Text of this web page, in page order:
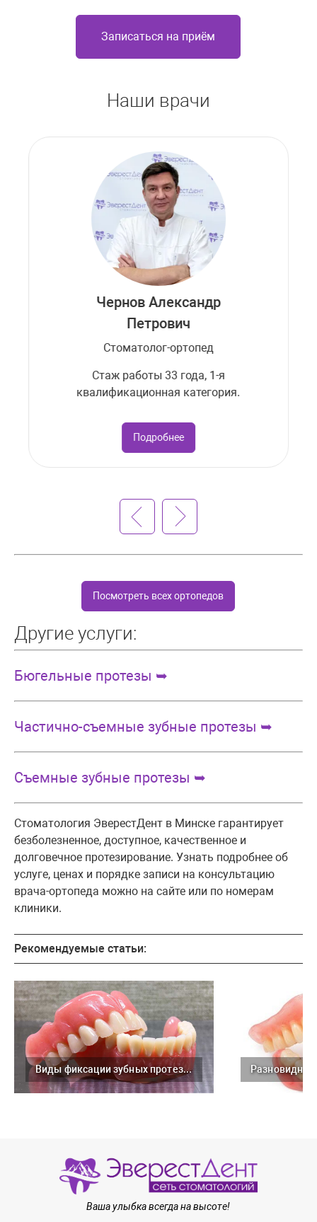
Записаться на приём
Наши врачи
Чернов Александр
Петрович
Стоматолог-ортопед
Стаж работы 33 года, 1-я
квалификационная категория.
Подробнее
Посмотреть всех ортопедов
Другие услуги:
Бюгельные протезы ➥
Частично-съемные зубные протезы ➥
Съемные зубные протезы ➥
Стоматология ЭверестДент в Минске гарантирует
безболезненное, доступное, качественное и
долговечное протезирование. Узнать подробнее об
услуге, ценах и порядке записи на консультацию
врача-ортопеда можно на сайте или по номерам
клиники.
Рекомендуемые статьи:
Виды фиксации зубных протезов
Ваша улыбка всегда на высоте!